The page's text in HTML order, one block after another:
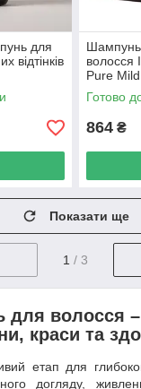
для
відтінків
Шампунь
волосся
Pure
Готово
864 ₴
Показати ще
1 / 3
волосся –
краси та
етап для
догляду,